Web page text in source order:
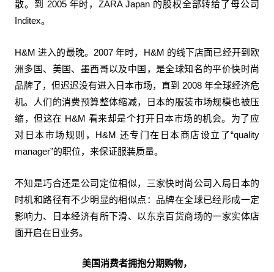
散。到 2005 年时，ZARA Japan 的股权全部转给了母公司
Inditex。
H&M 进入的最晚。2007 年时，H&M 的线下店面已经开到欧
洲多国、美国、墨西哥以及中国，是全球知名的平价快时尚
品牌了，但迟迟没有进入日本市场，直到 2008 年全球经济危
机。人们的消费预算整体缩减，日本的服装市场规模也被压
缩，但这在 H&M 看来却是个打开日本市场的机会。为了应
对日本市场规则，H&M 还专门在日本商店设立了“quality
manager”的职位，来保证服装质量。
不知是巧合还是公司定位相似，三家快时尚公司入局日本的
时机和路径有不少明显的相似点：品牌在全球已经形成一定
影响力、日本经济有所下滑、以东京百货商场的一家实体店
面开启在日业务。
美国消费者拥抱分期购物，